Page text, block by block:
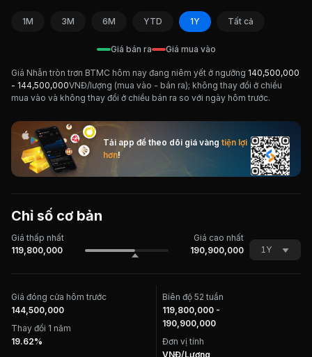
1M 3M 6M YTD 1Y Tất cả
Giá bán ra Giá mua vào
Giá Nhẫn tròn trơn BTMC hôm nay đang niêm yết ở ngưỡng 140,500,000
- 144,500,000VNĐ/lượng (mua vào - bán ra); không thay đổi ở chiều
mua vào và không thay đổi ở chiều bán ra so với ngày hôm trước.
Tải app để theo dõi giá vàng tiện lợi
hơn!
Chỉ số cơ bản
Giá thấp nhất
Giá cao nhất
119,800,000
190,900,000 1Y
Giá đóng cửa hôm trước
144,500,000
Thay đổi 1 năm
19.62%
Biên độ 52 tuần
119,800,000 -
190,900,000
Đơn vị tính
VNĐ/Lượng